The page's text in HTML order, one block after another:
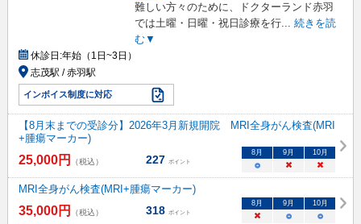
難しい方々のために、ドクターランド赤羽
では土曜・日曜・祝日診療を行... 続きを読
む▼
休診日:年始（1日~3日）
志茂駅 / 赤羽駅
インボイス制度に対応
【8月末までの受診分】2026年3月新規開院 MRI全身がん検査(MRI
+腫瘍マーカー)
25,000円 （税込） 227 ポイント
8月 9月 10月
○ × ×
MRI全身がん検査(MRI+腫瘍マーカー)
35,000円 （税込） 318 ポイント
8月 9月 10月
× ○ ○